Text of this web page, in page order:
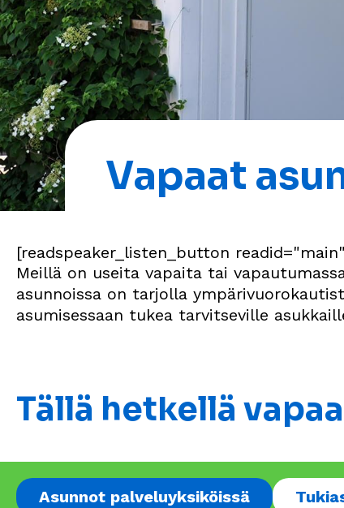
Vapaat
[readspeaker_listen_button
Meillä on useita vapaita tai
asunnoissa on tarjolla
asumisessaan tukea tarvitseville
Tällä hetkellä
Asunnot palveluyksiköissä